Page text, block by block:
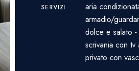
SERVIZI
aria
armadio/
dolce e salato
scrivania con
privato con